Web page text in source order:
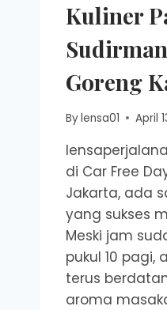
Kuliner
Goreng
Bylensa01 April
di Car Free
Jakarta, ada
yang sukses
Meski jam
pukul 10 pagi,
terus
aroma